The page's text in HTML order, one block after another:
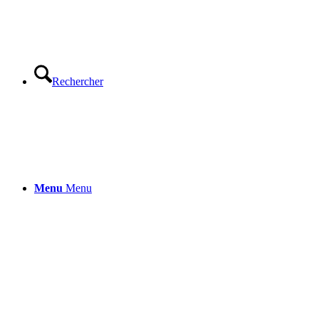
Rechercher
Menu Menu